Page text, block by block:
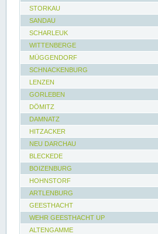
STORKAU
SANDAU
SCHARLEUK
WITTENBERGE
MÜGGENDORF
SCHNACKENBURG
LENZEN
GORLEBEN
DÖMITZ
DAMNATZ
HITZACKER
NEU DARCHAU
BLECKEDE
BOIZENBURG
HOHNSTORF
ARTLENBURG
GEESTHACHT
WEHR GEESTHACHT UP
ALTENGAMME